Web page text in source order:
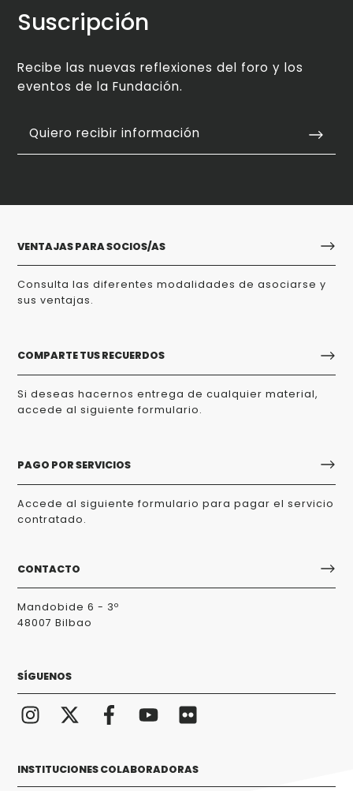
Suscripción
Recibe las nuevas reflexiones del foro y los
eventos de la Fundación.
Quiero recibir información
VENTAJAS PARA SOCIOS/AS
Consulta las diferentes modalidades de asociarse y
sus ventajas.
COMPARTE TUS RECUERDOS
Si deseas hacernos entrega de cualquier material,
accede al siguiente formulario.
PAGO POR SERVICIOS
Accede al siguiente formulario para pagar el servicio
contratado.
CONTACTO
Mandobide 6 - 3º
48007 Bilbao
SÍGUENOS
INSTITUCIONES COLABORADORAS